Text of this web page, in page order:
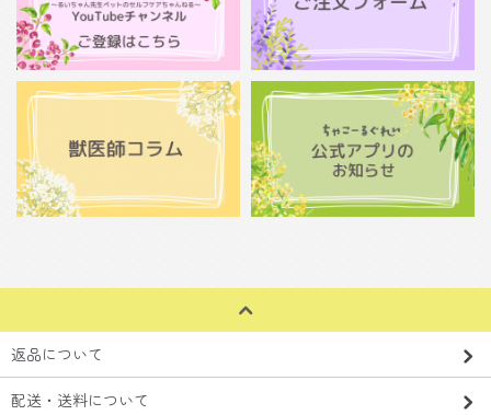
返品について
配送・送料について